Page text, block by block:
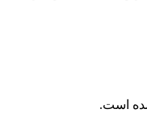
است.